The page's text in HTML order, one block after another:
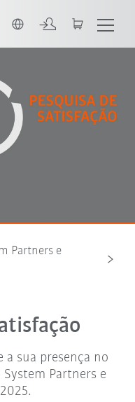
Partners e
a sua presença no
Partners e